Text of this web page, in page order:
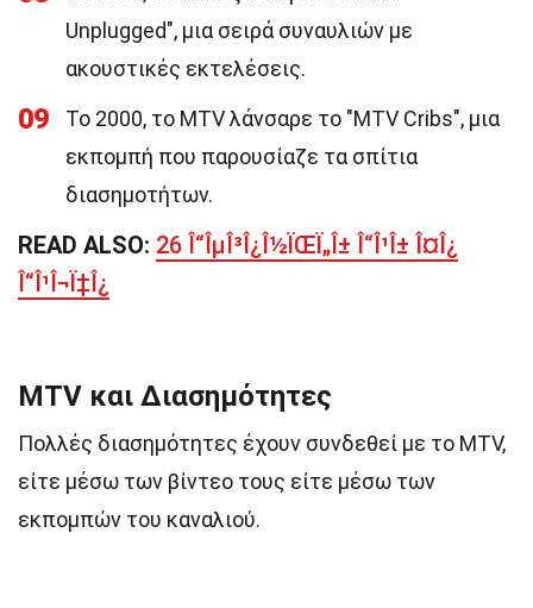
Unplugged", μια σειρά συναυλιών με
ακουστικές εκτελέσεις.
09
Το 2000, το MTV λάνσαρε το "MTV Cribs", μια
εκπομπή που παρουσίαζε τα σπίτια
διασημοτήτων.
READ ALSO: 26 Î“ÎµÎ³Î¿Î½ÏŒÏ„Î± Î“Î¹Î± Î¤Î¿
Î“Î¹Î¬Ï‡Î¿
MTV και Διασημότητες
Πολλές διασημότητες έχουν συνδεθεί με το MTV,
είτε μέσω των βίντεο τους είτε μέσω των
εκπομπών του καναλιού.